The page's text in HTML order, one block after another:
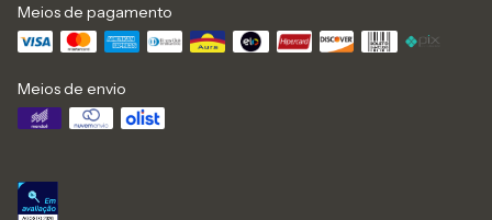
Meios de pagamento
Meios de envio